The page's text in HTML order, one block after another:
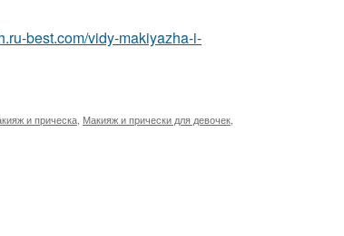
best.com/vidy-makiyazha-i-
и прическа Макияж и прически для девочек